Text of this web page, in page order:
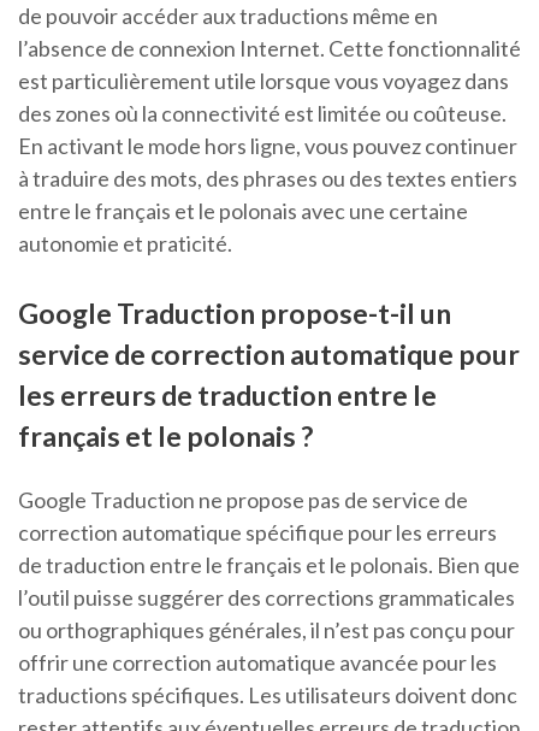
de pouvoir accéder aux traductions même en
l’absence de connexion Internet. Cette fonctionnalité
est particulièrement utile lorsque vous voyagez dans
des zones où la connectivité est limitée ou coûteuse.
En activant le mode hors ligne, vous pouvez continuer
à traduire des mots, des phrases ou des textes entiers
entre le français et le polonais avec une certaine
autonomie et praticité.
Google Traduction propose-t-il un
service de correction automatique pour
les erreurs de traduction entre le
français et le polonais ?
Google Traduction ne propose pas de service de
correction automatique spécifique pour les erreurs
de traduction entre le français et le polonais. Bien que
l’outil puisse suggérer des corrections grammaticales
ou orthographiques générales, il n’est pas conçu pour
offrir une correction automatique avancée pour les
traductions spécifiques. Les utilisateurs doivent donc